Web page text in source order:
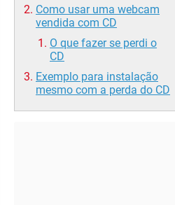
Como usar uma webcam
vendida com CD
O que fazer se perdi o
CD
Exemplo para instalação
mesmo com a perda do CD